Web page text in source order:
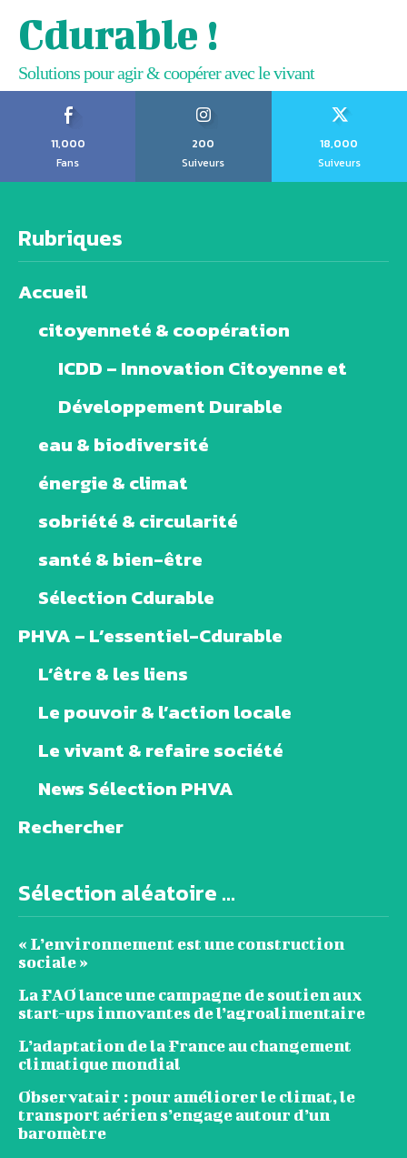
Cdurable !
Solutions pour agir & coopérer avec le vivant
11,000
Fans
200
Suiveurs
18,000
Suiveurs
Rubriques
Accueil
citoyenneté & coopération
ICDD – Innovation Citoyenne et
Développement Durable
eau & biodiversité
énergie & climat
sobriété & circularité
santé & bien-être
Sélection Cdurable
PHVA – L’essentiel-Cdurable
L’être & les liens
Le pouvoir & l’action locale
Le vivant & refaire société
News Sélection PHVA
Rechercher
Sélection aléatoire ...
« L’environnement est une construction
sociale »
La FAO lance une campagne de soutien aux
start-ups innovantes de l’agroalimentaire
L’adaptation de la France au changement
climatique mondial
Observatair : pour améliorer le climat, le
transport aérien s’engage autour d’un
baromètre